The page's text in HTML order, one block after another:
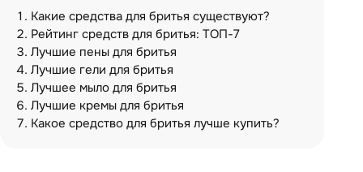
Какие средства для бритья существуют?
Рейтинг средств для бритья: ТОП-7
Лучшие пены для бритья
Лучшие гели для бритья
Лучшее мыло для бритья
Лучшие кремы для бритья
Какое средство для бритья лучше купить?